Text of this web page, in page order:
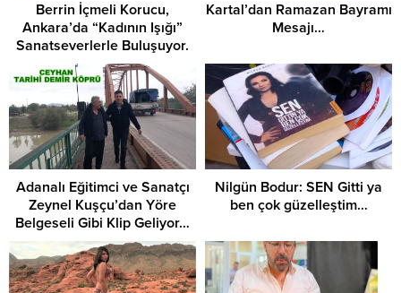
Berrin İçmeli Korucu,
Ankara’da “Kadının Işığı”
Sanatseverlerle Buluşuyor.
Kartal’dan Ramazan Bayramı
Mesajı…
Adanalı Eğitimci ve Sanatçı
Zeynel Kuşçu’dan Yöre
Belgeseli Gibi Klip Geliyor…
Nilgün Bodur: SEN Gitti ya
ben çok güzelleştim…